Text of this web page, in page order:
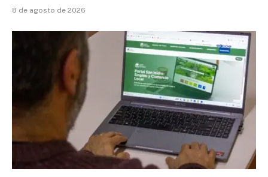
8 de agosto de 2026